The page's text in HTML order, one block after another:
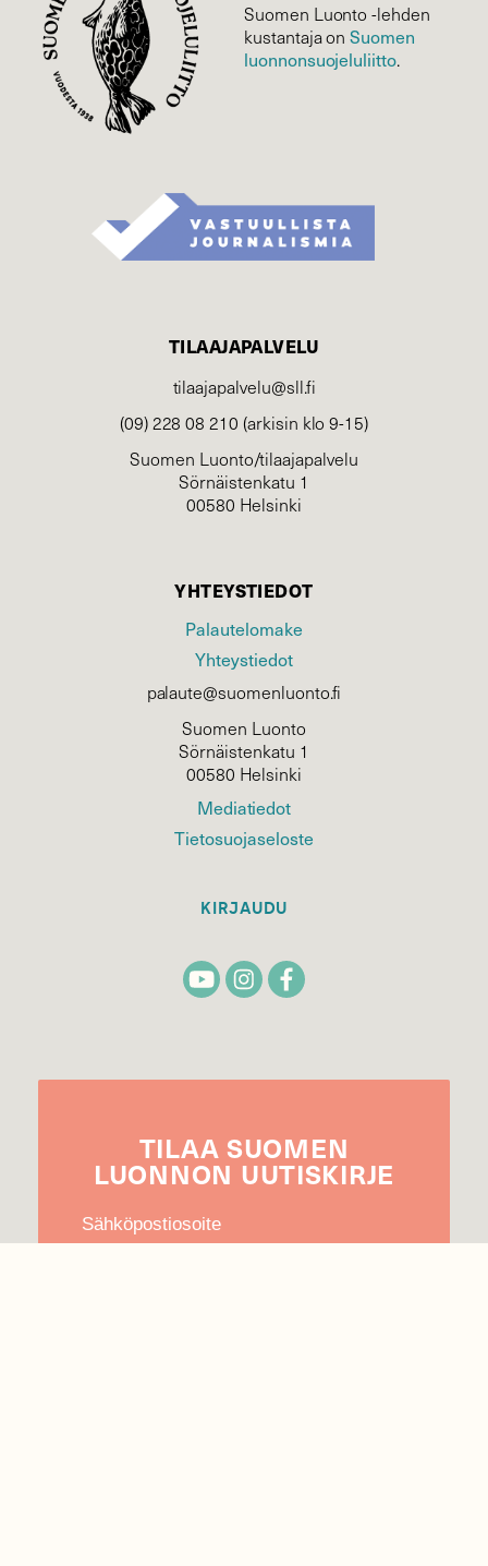
Suomen Luonto -lehden
kustantaja onSuomen
luonnonsuojelu­liitto.
TILAAJAPALVELU
tilaajapalvelu@sll.fi
(09) 228 08 210 (arkisin klo 9-15)
Suomen Luonto/tilaajapalvelu
Sörnäistenkatu 1
00580 Helsinki
YHTEYSTIEDOT
Palautelomake
Yhteystiedot
palaute@suomenluonto.fi
Suomen Luonto
Sörnäistenkatu 1
00580 Helsinki
Mediatiedot
Tietosuojaseloste
KIRJAUDU
TILAA SUOMEN
LUONNON UUTIS­KIRJE
Sähköpostiosoite